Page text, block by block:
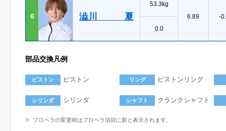
6 澁川 夏
53.3kg
6.89
-
0.0
部品交換凡例
ピストン ピストン リング ピストンリング
シリンダ シリンダ シャフト クランクシャフト
プロペラの変更時はプロペラ項目に新と表示されます。